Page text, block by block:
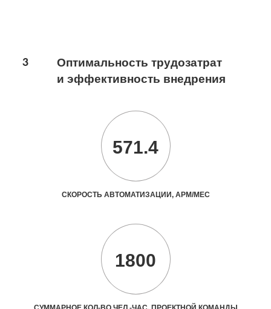
3
Оптимальность трудозатрат
и эффективность внедрения
571.4
СКОРОСТЬ АВТОМАТИЗАЦИИ, АРМ/МЕС
1800